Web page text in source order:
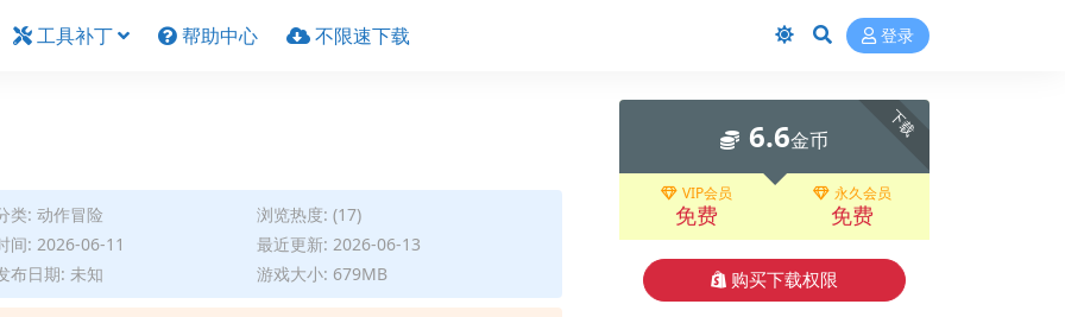
工具补丁 帮助中心 不限速下载 登录
类: 动作冒险
浏览热度: (17)
间: 2026-06-11
最近更新: 2026-06-13
布日期: 未知
游戏大小: 679MB
下载
6.6金币
VIP会员
免费
永久会员
免费
购买下载权限